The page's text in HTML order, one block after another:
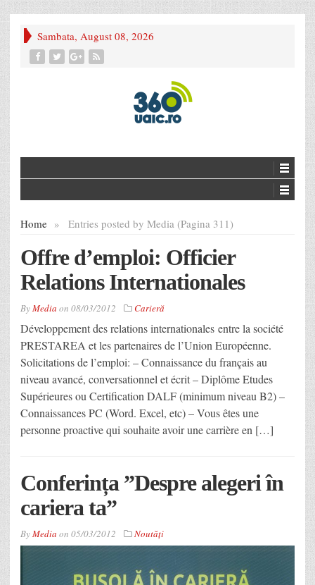
Sambata, August 08, 2026
Home » Entries posted by Media (Pagina 311)
Offre d’emploi: Officier
Relations Internationales
ByMedia on 08/03/2012 Carieră
Développement des relations internationales entre la société
PRESTAREA et les partenaires de l’Union Européenne.
Solicitations de l’emploi: – Connaissance du français au
niveau avancé, conversationnel et écrit – Diplôme Etudes
Supérieures ou Certification DALF (minimum niveau B2) –
Connaissances PC (Word. Excel, etc) – Vous êtes une
personne proactive qui souhaite avoir une carrière en […]
Conferința ”Despre alegeri în
cariera ta”
ByMedia on 05/03/2012 Noutăţi